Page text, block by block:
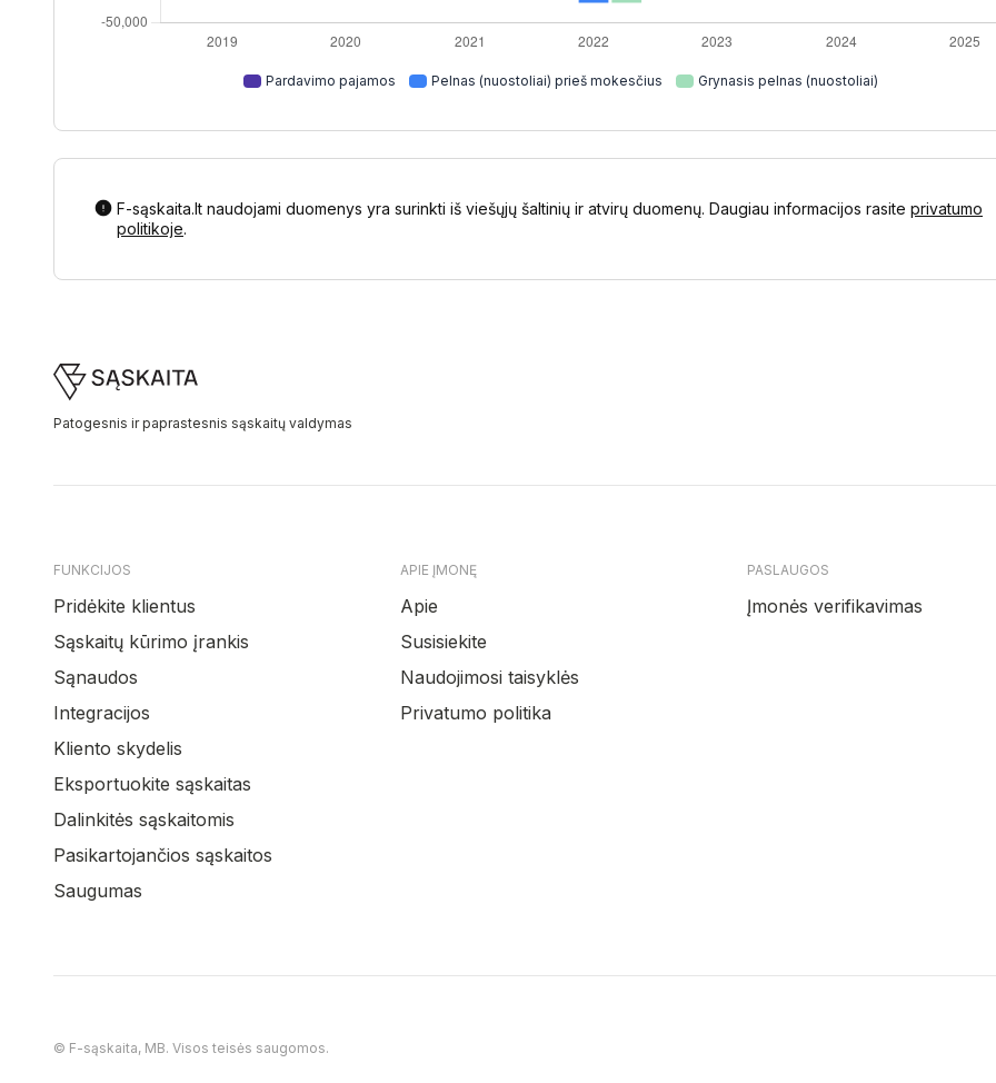
Pardavimo pajamos Pelnas (nuostoliai) prieš mokesčius Grynasis pelnas (nuostoliai)
F-sąskaita.lt naudojami duomenys yra surinkti iš viešųjų šaltinių ir atvirų duomenų. Daugiau informacijos rasite privatumo
politikoje.
Footer
Patogesnis ir paprastesnis sąskaitų valdymas
FUNKCIJOS
Pridėkite klientus
Sąskaitų kūrimo įrankis
Sąnaudos
Integracijos
Kliento skydelis
Eksportuokite sąskaitas
Dalinkitės sąskaitomis
Pasikartojančios sąskaitos
Saugumas
APIE ĮMONĘ
Apie
Susisiekite
Naudojimosi taisyklės
Privatumo politika
PASLAUGOS
Įmonės verifikavimas
© F-sąskaita, MB. Visos teisės saugomos.